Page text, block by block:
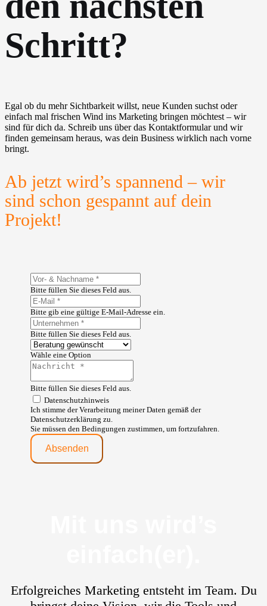
Schritt?
Egal ob du mehr Sichtbarkeit willst, neue Kunden suchst oder
einfach mal frischen Wind ins Marketing bringen möchtest – wir
sind für dich da. Schreib uns über das Kontaktformular und wir
finden gemeinsam heraus, was dein Business wirklich nach vorne
bringt.
Ab jetzt wird’s spannend – wir
sind schon gespannt auf dein
Projekt!
Bitte füllen Sie dieses Feld aus.
Bitte gib eine gültige E-Mail-Adresse ein.
Bitte füllen Sie dieses Feld aus.
Wähle eine Option
Bitte füllen Sie dieses Feld aus.
Datenschutzhinweis
Ich stimme der Verarbeitung meiner Daten gemäß der
Datenschutzerklärung zu.
Sie müssen den Bedingungen zustimmen, um fortzufahren.
Absenden
Erfolgreiches Marketing entsteht im Team. Du